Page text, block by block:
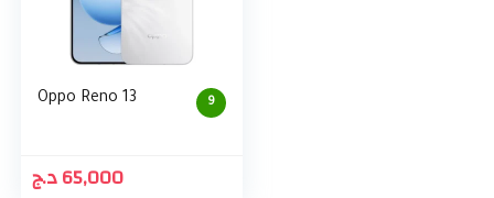
9
Oppo Reno 13
65,000د.ج